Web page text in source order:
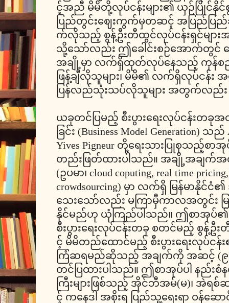
င့်အညီ မိမိတို့လုပ်ငန်းများ၏ ယှဉ်ပြိုင်နို
ပြည်တွင်းဈေးကွက်မှတဆင့် အပြည်ပြ
က်လိုသည့် စွန့်ဦးတီထွင်လုပ်ငန်းရှင်မျာ
သို့သော်လည်း ဤခေါင်းစဉ်အောက်တွင် ဖ
အချို့မှာ လက်ရှိထုတ်လုပ်နေသည့် ကုန်
ဖြန့်ချီလိုသူများ၊ မိမိ၏ လက်ရှိလုပ်ငန်း
ပြန်လည်သုံးသပ်လိုသူများ အတွက်လည်း
ယခုတင်ပြမည့် စီးပွားရေးလုပ်ငန်းတခု
ခြင်း (Business Model Generation) သည်
Yives Pigneur တို့ရေးသားပြုစုသည့်စာအု
တည်းဖြတ်ထားပါသည်။ အချို့အချက်အ
(ဥပမာ၊ cloud coputing, real time
crowdsourcing) မှာ လက်ရှိ မြန်မာနို
သေးသော်လည်း မကြာမှီကာလအတွင်း မ
နိုင်မည်ဟု ယုံကြည်ပါသည်။ ဤစာအုပ်၏
စီးပွားရေးလုပ်ငန်းတခု စတင်မည့် စွန့်ဦး
င့် မိမိတည်ထောင်မည့် စီးပွားရေးလုပ်
ကြံဆရမည်ဆိုသည့် အချက်ကို အဆင့် (၉)
တင်ပြထားပါသည်။ ဤစာအုပ်ပါ နည်းစံန
ကြီးများဖြစ်သည့် အိုင်ဘီအမ်(မ)၊ အဲ
င့် ကနေဒါ အစိုးရ ပြည်သူ့ရေးရာ ဝန်ဆေ